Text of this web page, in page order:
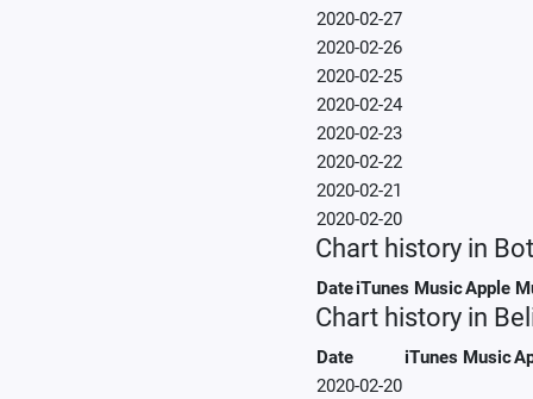
2020-02-27
2020-02-26
2020-02-25
2020-02-24
2020-02-23
2020-02-22
2020-02-21
2020-02-20
Chart history in
DateiTunes MusicApple
Chart history in
Date iTunes Music
2020-02-20